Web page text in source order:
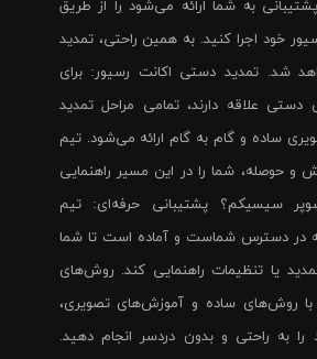
به شما ارائه می‌شود را از طریق
خود اجرا کنید. به همین راحتی، تمدید
شد. تمدید دستی اکانت رسیور: برای
علاقه دارند، تمامی مراحل تمدید
ساده و گام به گام ارائه می‌شود. تیم
و حوصله، شما را در این مسیر راهنمایی
سیسیکم؟ پشتیبانی حرفه‌ای: تیم
در دسترس شماست و آماده است تا شما
یا تنظیمات راهنمایی کند. روش‌های
با روش‌های ساده و آموزش‌های تصویری،
به راحتی و بدون دردسر انجام دهید.